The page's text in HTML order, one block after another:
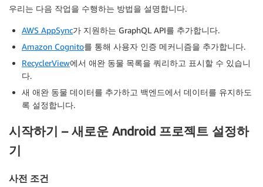
우리는 다음 작업을 수행하는 방법을 설명합니다.
AWS AppSync가 지원하는 GraphQL API를 추가합니다.
Amazon Cognito를 통해 사용자 인증 메커니즘을 추가합니다.
RecyclerView에서 애완 동물 목록을 쿼리하고 표시할 수 있습니
다.
새 애완 동물 데이터를 추가하고 백엔드에서 데이터를 유지하도
록 설정합니다.
시작하기 – 새로운 Android 프로젝트 설정하
기
사전 조건